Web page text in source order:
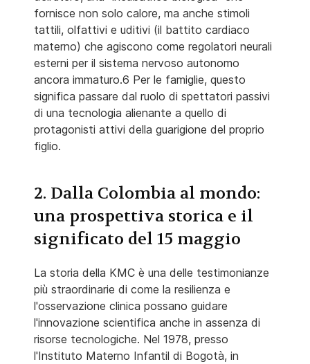
fornisce non solo calore, ma anche stimoli
tattili, olfattivi e uditivi (il battito cardiaco
materno) che agiscono come regolatori neurali
esterni per il sistema nervoso autonomo
ancora immaturo.6 Per le famiglie, questo
significa passare dal ruolo di spettatori passivi
di una tecnologia alienante a quello di
protagonisti attivi della guarigione del proprio
figlio.
2. Dalla Colombia al mondo:
una prospettiva storica e il
significato del 15 maggio
La storia della KMC è una delle testimonianze
più straordinarie di come la resilienza e
l'osservazione clinica possano guidare
l'innovazione scientifica anche in assenza di
risorse tecnologiche. Nel 1978, presso
l'Instituto Materno Infantil di Bogotà, in